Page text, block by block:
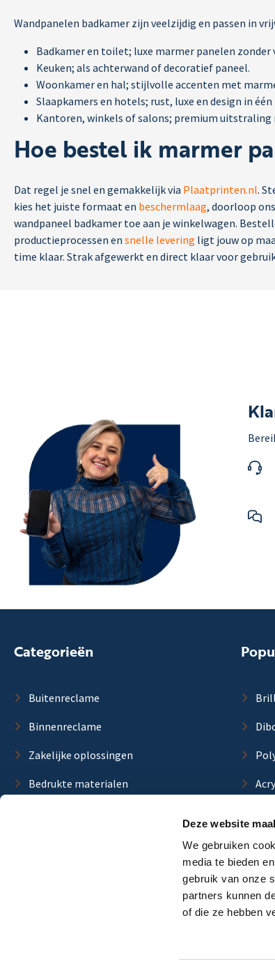
Deze website
We gebruiken
media te bieden
gebruik van onze
partners kunnen
of die ze hebben
Wandpanelen badkamer zijn veelzijdig en passen in
Badkamer en toilet; luxe marmer panelen zonder
Keuken; als achterwand of decoratief paneel.
Woonkamer en hal; stijlvolle accenten met
Slaapkamers en hotels; rust, luxe en design in
Kantoren, winkels of salons; premium uitstraling
Hoe bestel ik marmer
Dat regel je snel en gemakkelijk via Plaatprinten.nl.
kies het juiste formaat en beschermlaag, doorloop
wandpaneel badkamer toe aan je winkelwagen.
productieprocessen en snelle levering ligt jouw op
time klaar. Strak afgewerkt en direct klaar voor
Categorieën
Buitenreclame
Binnenreclame
Zakelijke oplossingen
Bedrukte materialen
Privacybeleid